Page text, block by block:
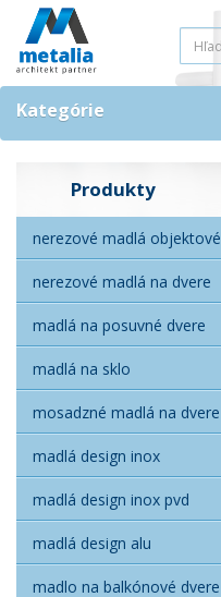
Kategórie
Produkty
nerezové madlá objektové
nerezové madlá na dvere
madlá na posuvné dvere
madlá na sklo
mosadzné madlá na dvere
madlá design inox
madlá design inox pvd
madlá design alu
madlo na balkónové dvere